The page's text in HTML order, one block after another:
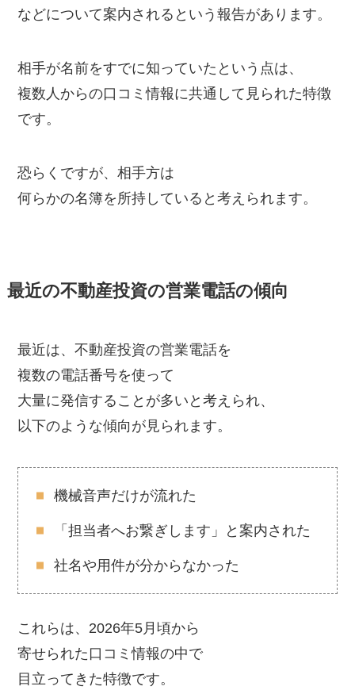
などについて案内されるという報告があります。
相手が名前をすでに知っていたという点は、
複数人からの口コミ情報に共通して見られた特徴
です。
恐らくですが、相手方は
何らかの名簿を所持していると考えられます。
最近の不動産投資の営業電話の傾向
最近は、不動産投資の営業電話を
複数の電話番号を使って
大量に発信することが多いと考えられ、
以下のような傾向が見られます。
機械音声だけが流れた
「担当者へお繋ぎします」と案内された
社名や用件が分からなかった
これらは、2026年5月頃から
寄せられた口コミ情報の中で
目立ってきた特徴です。